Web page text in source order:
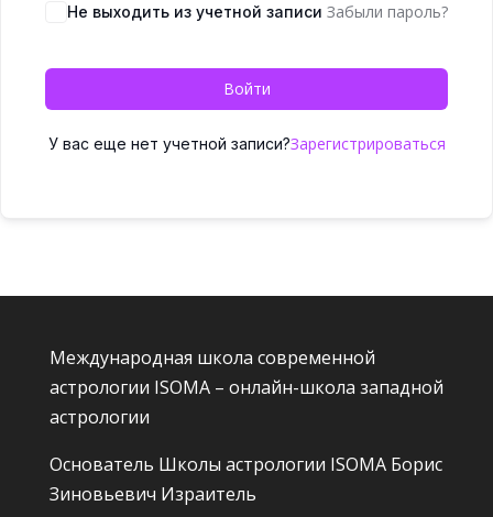
Не выходить из учетной записи Забыли пароль?
Войти
У вас еще нет учетной записи?Зарегистрироваться
Международная школа современной
астрологии ISOMA – онлайн-школа западной
астрологии
Основатель Школы астрологии ISOMA Борис
Зиновьевич Израитель